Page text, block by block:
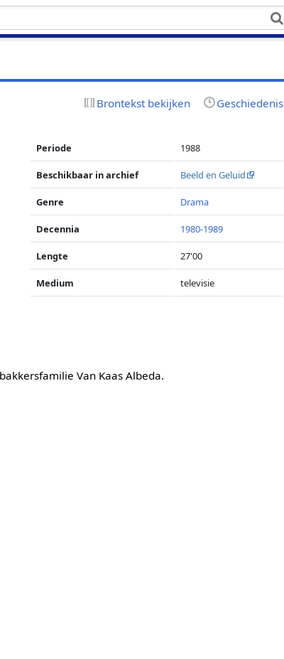
Brontekst bekijken Geschiedenis
Periode 1988
Beschikbaar in archief Beeld en Geluid
Genre Drama
Decennia 1980-1989
Lengte 27'00
Medium televisie
Van Kaas Albeda.